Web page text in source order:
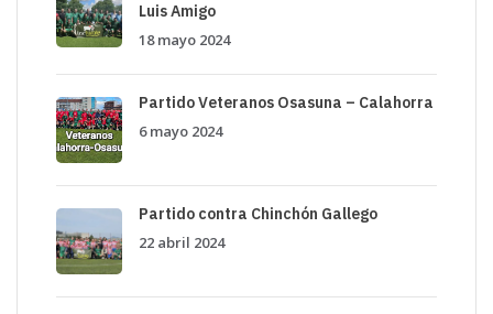
Luis Amigo
18 mayo 2024
Partido Veteranos Osasuna – Calahorra
6 mayo 2024
Partido contra Chinchón Gallego
22 abril 2024